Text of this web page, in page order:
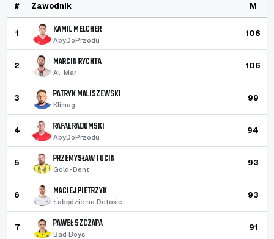
# Zawodnik M
1 KAMIL MELCHER
AbyDoPrzodu
106
2 MARCIN RYCHTA
Al-Mar
106
3 PATRYK MALISZEWSKI
Klimag
99
4 RAFAŁ RADOMSKI
AbyDoPrzodu
94
5 PRZEMYSŁAW TUCIN
Gold-Dent
93
6 MACIEJ PIETRZYK
Łabędzie na Detoxie
93
7 PAWEŁ SZCZAPA
Bad Boys
91